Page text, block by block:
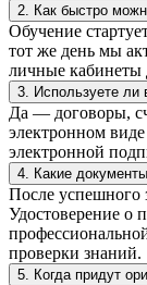
2. Как быстро
Обучение
тот же день мы
личные кабинеты
3. Используете ли
Да — договоры,
электронном
электронной
4. Какие
После успешного
Удостоверение
проверки знаний.
5. Когда придут